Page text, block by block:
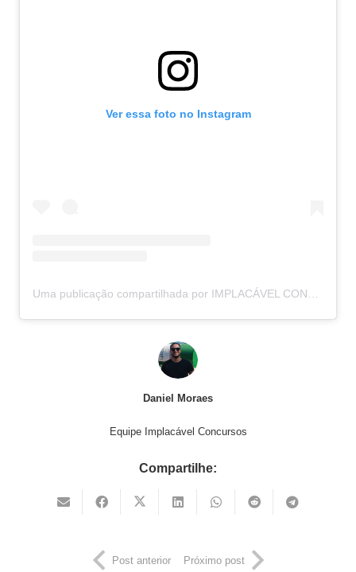
Ver essa foto no Instagram
Uma publicação compartilhada por IMPLACÁVEL CONCURSOS (@implacavelconcursos)
Daniel Moraes
Equipe Implacável Concursos
Compartilhe:
Post anterior Próximo post